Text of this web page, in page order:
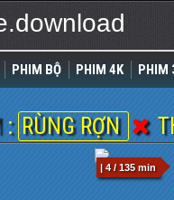
PHIM BỘ PHIM 4K PHIM
: RÙNG RỢN
| 4 / 135 min